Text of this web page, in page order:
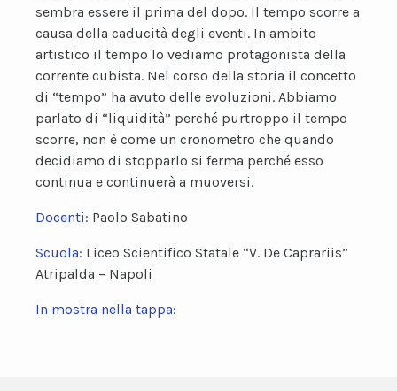
sembra essere il prima del dopo. Il tempo scorre a
causa della caducità degli eventi. In ambito
artistico il tempo lo vediamo protagonista della
corrente cubista. Nel corso della storia il concetto
di “tempo” ha avuto delle evoluzioni. Abbiamo
parlato di “liquidità” perché purtroppo il tempo
scorre, non è come un cronometro che quando
decidiamo di stopparlo si ferma perché esso
continua e continuerà a muoversi.
Docenti: Paolo Sabatino
Scuola: Liceo Scientifico Statale “V. De Caprariis”
Atripalda – Napoli
In mostra nella tappa: